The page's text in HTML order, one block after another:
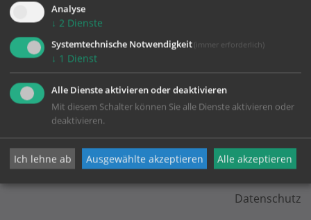
Datenschutz
Analyse
↓ 2 Dienste
Systemtechnische Notwendigkeit (immer erforderlich)
↓ 1 Dienst
Alle Dienste aktivieren oder deaktivieren
Mit diesem Schalter können Sie alle Dienste aktivieren oder
deaktivieren.
Ich lehne ab Ausgewählte akzeptieren Alle akzeptieren